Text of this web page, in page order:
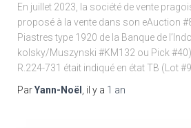
En juillet 2023, la société de vente
proposé à la vente dans son eAuction
Piastres type 1920 de la Banque de
kolsky/Muszynski #KM132 ou Pick
R.224-731 était indiqué en état TB (Lot
ParYann-Noël , il y a 1 an